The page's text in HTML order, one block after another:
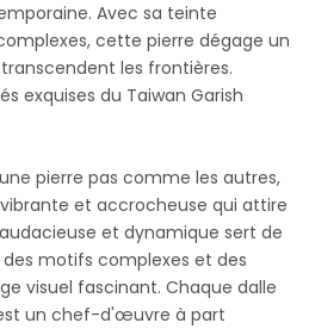
Avec sa teinte
cette pierre dégage un
les frontières.
exquises du Taiwan Garish
pierre pas comme les autres,
et accrocheuse qui attire
et dynamique sert de
motifs complexes et des
visuel fascinant. Chaque dalle
un chef-d'œuvre à part